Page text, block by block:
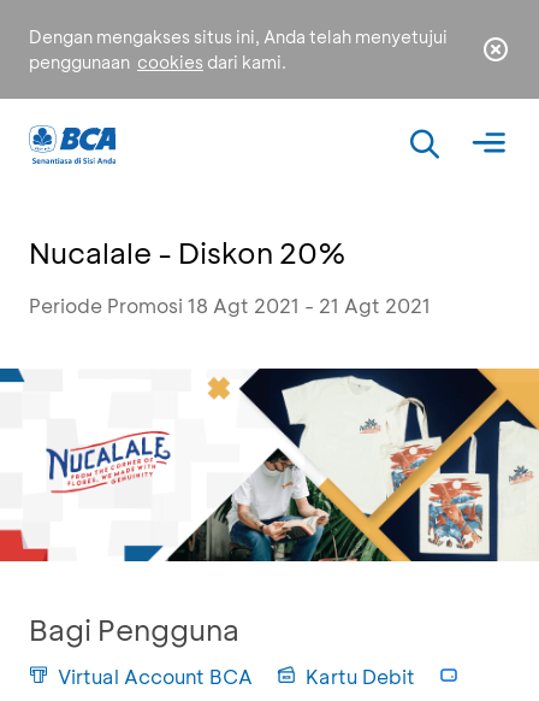
Dengan mengakses situs ini, Anda telah menyetujui
penggunaan cookies dari kami.
Nucalale - Diskon 20%
Periode Promosi 18 Agt 2021 - 21 Agt 2021
Bagi Pengguna
Virtual Account BCA
Kartu Debit